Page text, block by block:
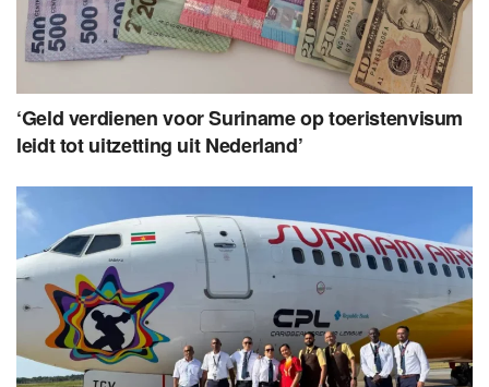
‘Geld verdienen voor Suriname op toeristenvisum
leidt tot uitzetting uit Nederland’